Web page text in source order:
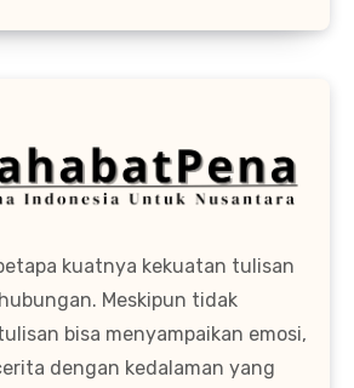
kuatnya kekuatan tulisan
Meskipun tidak
bisa menyampaikan emosi,
dengan kedalaman yang